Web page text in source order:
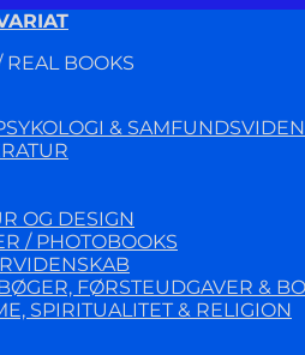
BOOKS
&
OG DESIGN
/ PHOTOBOOKS
FØRSTEUDGAVER &
SPIRITUALITET & RELIGION